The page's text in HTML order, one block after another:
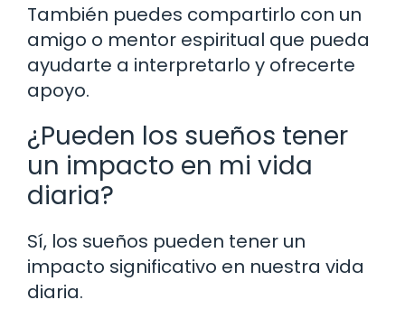
También puedes compartirlo con un
amigo o mentor espiritual que pueda
ayudarte a interpretarlo y ofrecerte
apoyo.
¿Pueden los sueños tener
un impacto en mi vida
diaria?
Sí, los sueños pueden tener un
impacto significativo en nuestra vida
diaria.